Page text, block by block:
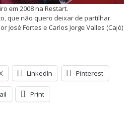
em 2008 na Restart.
que não quero deixar de partilhar.
José Fortes e Carlos Jorge Valles (Cajó)
LinkedIn Pinterest
Print